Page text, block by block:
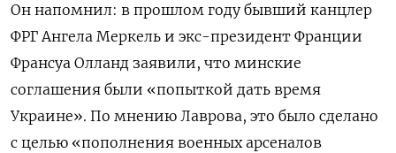
Он напомнил: в прошлом году бывший канцлер
ФРГ Ангела Меркель и экс-президент Франции
Франсуа Олланд заявили, что минские
соглашения были «попыткой дать время
Украине». По мнению Лаврова, это было сделано
с целью «пополнения военных арсеналов